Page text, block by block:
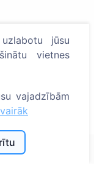
jūsu
vietnes
vajadzībām